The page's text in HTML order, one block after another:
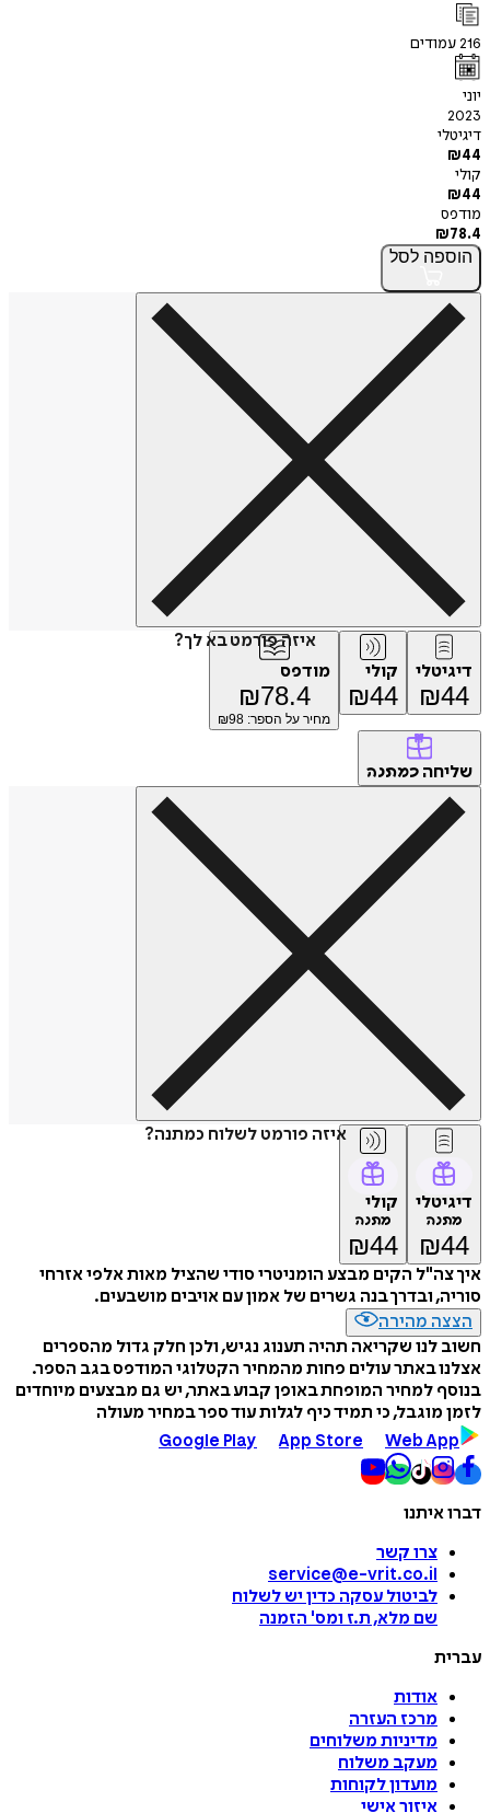
216עמודים
יוני
2023
דיגיטלי
₪44
קולי
₪44
מודפס
₪78.4
הוספה לסל
איזה פורמט בא לך?
דיגיטלי
₪44
קולי
₪44
מודפס
₪78.4
מחיר על הספר: ₪ 98
שליחה כמתנה
איזה פורמט לשלוח כמתנה?
דיגיטלי
מתנה
₪44
קולי
מתנה
₪44
איך צה"ל הקים מבצע הומניטרי סודי שהציל מאות אלפי אזרחי
סוריה, ובדרך בנה גשרים של אמון עם אויבים מושבעים.
הצצה מהירה
חשוב לנו שקריאה תהיה תענוג נגיש, ולכן חלק גדול מהספרים
אצלנו באתר עולים פחות מהמחיר הקטלוגי המודפס בגב הספר.
בנוסף למחיר המופחת באופן קבוע באתר, יש גם מבצעים מיוחדים
לזמן מוגבל, כי תמיד כיף לגלות עוד ספר במחיר מעולה
Google Play
App Store Web App
דברו איתנו
צרו קשר
service@e-vrit.co.il
לביטול עסקה כדין יש לשלוח
שם מלא, ת.ז ומס' הזמנה
עברית
אודות
מרכז העזרה
מדיניות משלוחים
מעקב משלוח
מועדון לקוחות
איזור אישי